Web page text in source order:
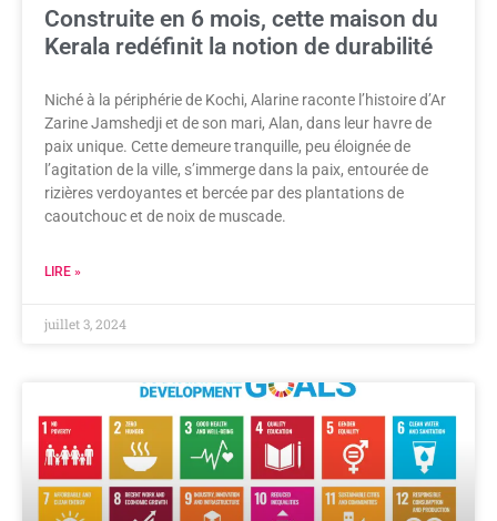
Construite en 6 mois, cette maison du
Kerala redéfinit la notion de durabilité
Niché à la périphérie de Kochi, Alarine raconte l’histoire d’Ar
Zarine Jamshedji et de son mari, Alan, dans leur havre de
paix unique. Cette demeure tranquille, peu éloignée de
l’agitation de la ville, s’immerge dans la paix, entourée de
rizières verdoyantes et bercée par des plantations de
caoutchouc et de noix de muscade.
LIRE »
juillet 3, 2024